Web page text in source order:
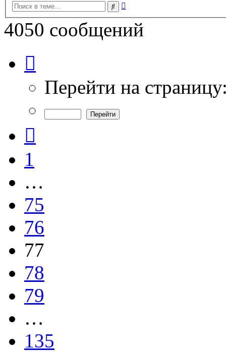
Поиск
4050 сообщений
из
135Перейти на
1
…
75
76
77
78
79
…
135